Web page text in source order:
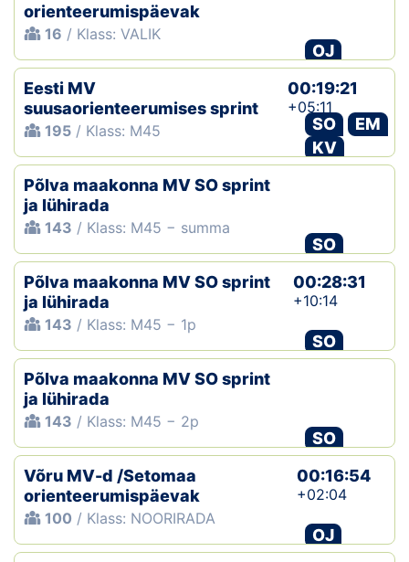
orienteerumispäevak
16 / Klass: VALIK
OJ
Eesti MV
suusaorienteerumises sprint
195 / Klass: M45
00:19:21
+05:11
SO
EM
KV
Põlva maakonna MV SO sprint
ja lühirada
143 / Klass: M45 − summa
SO
Põlva maakonna MV SO sprint
ja lühirada
143 / Klass: M45 − 1p
00:28:31
+10:14
SO
Põlva maakonna MV SO sprint
ja lühirada
143 / Klass: M45 − 2p
SO
Võru MV-d /Setomaa
orienteerumispäevak
100 / Klass: NOORIRADA
00:16:54
+02:04
OJ